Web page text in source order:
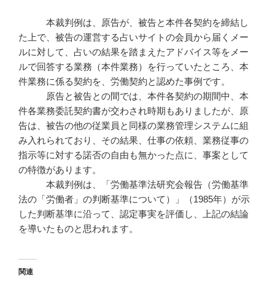
本裁判例は、原告が、被告と本件各契約を締結し
た上で、被告の運営する占いサイトの会員から届くメー
ルに対して、占いの結果を踏まえたアドバイス等をメー
ルで回答する業務（本件業務）を行っていたところ、本
件業務に係る契約を、労働契約と認めた事例です。
原告と被告との間では、本件各契約の期間中、本
件各業務委託契約書が交わされ時期もありましたが、原
告は、被告の他の従業員と同様の業務管理システムに組
み入れられており、その結果、仕事の依頼、業務従事の
指示等に対する諾否の自由も無かった点に、事案として
の特徴があります。
本裁判例は、「労働基準法研究会報告（労働基準
法の「労働者」の判断基準について）」（1985年）が示
した判断基準に沿って、認定事実を評価し、上記の結論
を導いたものと思われます。
関連